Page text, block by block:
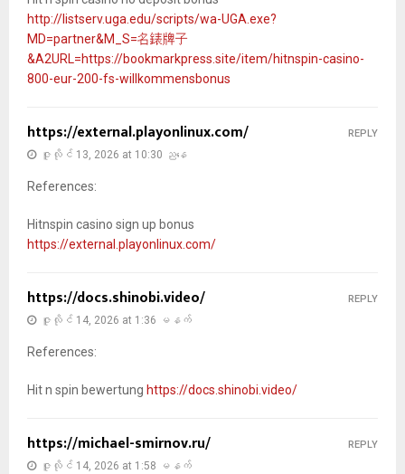
http://listserv.uga.edu/scripts/wa-UGA.exe?
MD=partner&M_S=名錶牌子
&A2URL=https://bookmarkpress.site/item/hitnspin-casino-
800-eur-200-fs-willkommensbonus
https://external.playonlinux.com/
ဇူလိုင် 13, 2026 at 10:30 ညနေ
References:
Hitnspin casino sign up bonus
https://external.playonlinux.com/
REPLY
https://docs.shinobi.video/
ဇူလိုင် 14, 2026 at 1:36 မနက်
References:
Hit n spin bewertung https://docs.shinobi.video/
REPLY
https://michael-smirnov.ru/
ဇူလိုင် 14, 2026 at 1:58 မနက်
REPLY